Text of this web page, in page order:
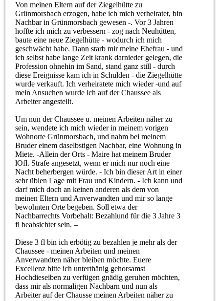
Von meinen Eltern auf der Ziegelhütte zu
Grünmorsbach erzogen, habe ich mich verheiratet, bin
Nachbar in Grünmorsbach gewesen -. Vor 3 Jahren
hoffte ich mich zu verbessern - zog nach Neuhütten,
baute eine neue Ziegelhütte - wodurch ich mich
geschwächt habe. Dann starb mir meine Ehefrau - und
ich selbst habe lange Zeit krank darnieder gelegen, die
Profession ohnehin im Sand, stand ganz still - durch
diese Ereignisse kam ich in Schulden - die Ziegelhütte
wurde verkauft. Ich verheiratete mich wieder -und auf
mein Ansuchen wurde ich auf der Chaussee als
Arbeiter angestellt.
Um nun der Chaussee u. meinen Arbeiten näher zu
sein, wendete ich mich wieder in meinem vorigen
Wohnorte Grünmorsbach, und nahm bei meinem
Bruder einem daselbstigen Nachbar, eine Wohnung in
Miete. -Allein der Orts - Maire hat meinem Bruder
lOfl. Strafe angesetzt, wenn er mich nur noch eine
Nacht beherbergen würde. - Ich bin dieser Art in einer
sehr üblen Lage mit Frau und Kindern. - Ich kann und
darf mich doch an keinen anderen als dem von
meinen Eltern und Anverwandten und mir so lange
bewohnten Orte begeben. Soll etwa der
Nachbarrechts Vorbehalt: Bezahlund für die 3 Jahre 3
fl beabsichtet sein. –
Diese 3 fl bin ich erbötig zu bezahlen je mehr als der
Chaussee - meinen Arbeiten und meinen
Anverwandten näher bleiben möchte. Euere
Excellenz bitte ich unterthänig gehorsamst
Hochdieseiben zu verfügen gnädig geruhen möchten,
dass mir als normaligen Nachbarn und nun als
Arbeiter auf der Chausse meinen Arbeiten näher zu